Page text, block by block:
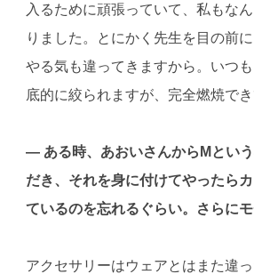
入るために頑張っていて、私もな
りました。とにかく先生を目の前
やる気も違ってきますから。いつ
底的に絞られますが、完全燃焼で
— ある時、あおいさんからMとい
だき、それを身に付けてやったら
ているのを忘れるぐらい。さらに
アクセサリーはウェアとはまた違